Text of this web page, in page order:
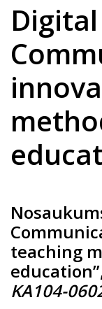
Digital
teaching
KA104-